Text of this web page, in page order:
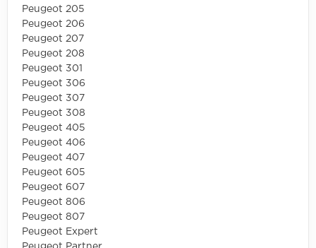
Peugeot 205
Peugeot 206
Peugeot 207
Peugeot 208
Peugeot 301
Peugeot 306
Peugeot 307
Peugeot 308
Peugeot 405
Peugeot 406
Peugeot 407
Peugeot 605
Peugeot 607
Peugeot 806
Peugeot 807
Peugeot Expert